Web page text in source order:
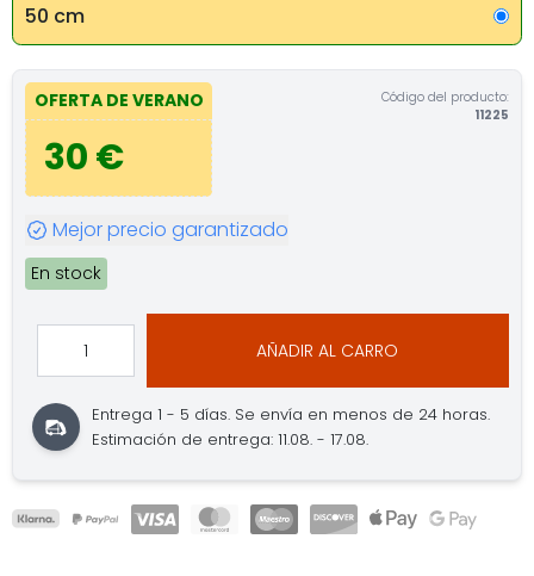
50 cm
OFERTA DE VERANO
30 €
Código del producto:
11225
Mejor precio garantizado
En stock
AÑADIR AL CARRO
Entrega 1 - 5 días. Se envía en menos de 24 horas.
Estimación de entrega: 11.08. - 17.08.